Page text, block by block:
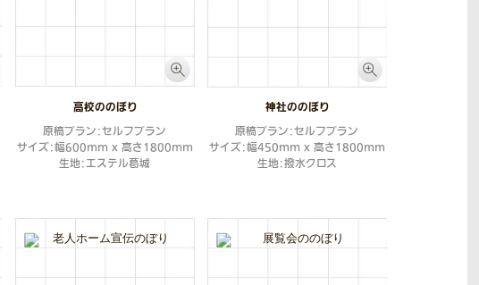
高校ののぼり
原稿プラン：セルフプラン
サイズ：幅600mm x 高さ1800mm
生地：エステル葛城
神社ののぼり
原稿プラン：セルフプラン
サイズ：幅450mm x 高さ1800mm
生地：撥水クロス